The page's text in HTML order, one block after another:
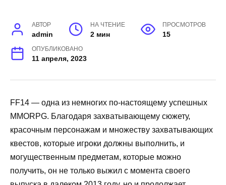
АВТОР
admin
НА ЧТЕНИЕ
2 мин
ПРОСМОТРОВ
15
ОПУБЛИКОВАНО
11 апреля, 2023
FF14 — одна из немногих по-настоящему успешных
MMORPG. Благодаря захватывающему сюжету,
красочным персонажам и множеству захватывающих
квестов, которые игроки должны выполнить, и
могущественным предметам, которые можно
получить, он не только выжил с момента своего